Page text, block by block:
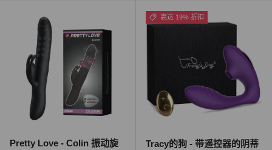
Pretty Love - Colin 振动旋
高达 19% 折扣
Tracy的狗 - 带遥控器的阴蒂